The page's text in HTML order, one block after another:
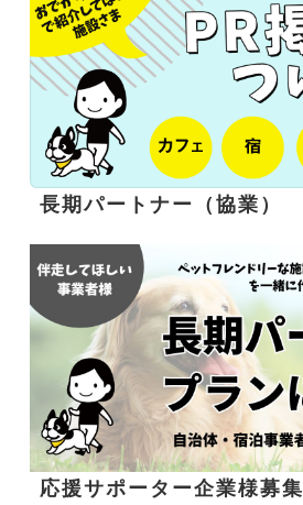
長期パートナー（協業）
応援サポーター企業様募集